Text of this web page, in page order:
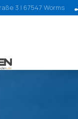
3 | 67547 Worms